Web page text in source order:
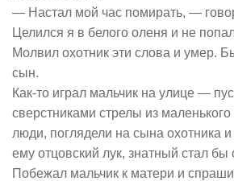
— Настал мой час помирать, —
Целился я в белого оленя и не
Молвил охотник эти слова и умер.
сын.
Как-то играл мальчик на улице —
сверстниками стрелы из
люди, поглядели на сына охотника
ему отцовский лук, знатный стал бы
Побежал мальчик к матери и